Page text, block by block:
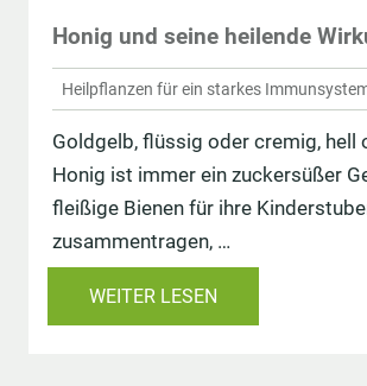
Honig und seine heilende
Heilpflanzen für ein starkes
Goldgelb, flüssig oder cremig, hell
Honig ist immer ein zuckersüßer
fleißige Bienen für ihre
zusammentragen, …
WEITER LESEN